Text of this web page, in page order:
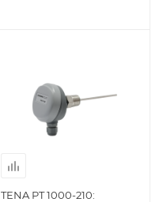
TENA PT 1000-210: